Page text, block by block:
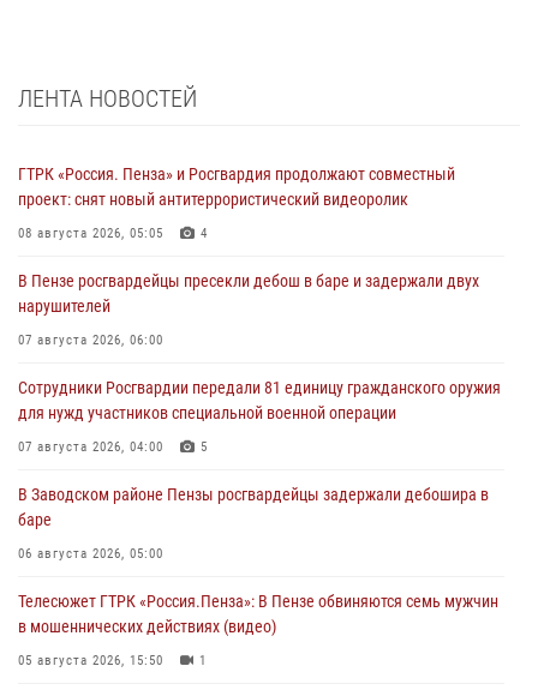
ЛЕНТА НОВОСТЕЙ
ГТРК «Россия. Пенза» и Росгвардия продолжают совместный
проект: снят новый антитеррористический видеоролик
08 августа 2026, 05:05 4
В Пензе росгвардейцы пресекли дебош в баре и задержали двух
нарушителей
07 августа 2026, 06:00
Сотрудники Росгвардии передали 81 единицу гражданского оружия
для нужд участников специальной военной операции
07 августа 2026, 04:00 5
В Заводском районе Пензы росгвардейцы задержали дебошира в
баре
06 августа 2026, 05:00
Телесюжет ГТРК «Россия.Пенза»: В Пензе обвиняются семь мужчин
в мошеннических действиях (видео)
05 августа 2026, 15:50 1